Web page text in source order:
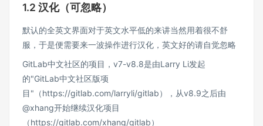
1.2 汉化（可忽略）
默认的全英文界面对于英文水平低的来讲当然用着很不舒
服，于是便需要来一波操作进行汉化，英文好的请自觉忽略
GitLab中文社区的项目，v7-v8.8是由Larry Li发起
的"GitLab中文社区版项
目"（https://gitlab.com/larryli/gitlab），从v8.9之后由
@xhang开始继续汉化项目
（https://gitlab.com/xhang/gitlab）